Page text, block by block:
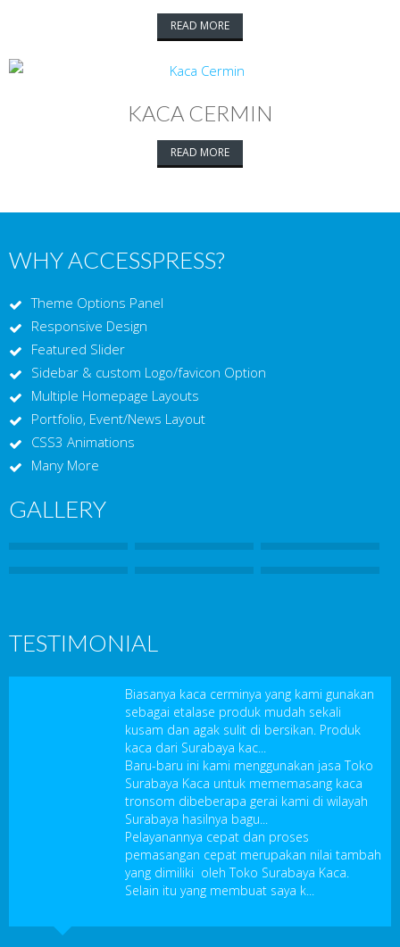
READ MORE
KACA CERMIN
READ MORE
WHY ACCESSPRESS?
Theme Options Panel
Responsive Design
Featured Slider
Sidebar & custom Logo/favicon Option
Multiple Homepage Layouts
Portfolio, Event/News Layout
CSS3 Animations
Many More
GALLERY
TESTIMONIAL
Biasanya kaca cerminya yang kami gunakan
sebagai etalase produk mudah sekali
kusam dan agak sulit di bersikan. Produk
kaca dari Surabaya kac...
Baru-baru ini kami menggunakan jasa Toko
Surabaya Kaca untuk mememasang kaca
tronsom dibeberapa gerai kami di wilayah
Surabaya hasilnya bagu...
Pelayanannya cepat dan proses
pemasangan cepat merupakan nilai tambah
yang dimiliki oleh Toko Surabaya Kaca.
Selain itu yang membuat saya k...